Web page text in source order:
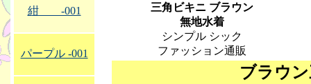
三角ビキニ ブラウン
無地水着
シンプル シック
ファッション通販
ブラウ
紺 -001
パープル -001